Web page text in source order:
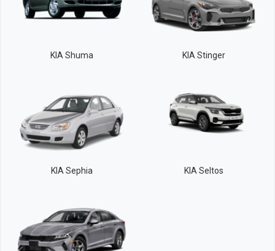
KIA Shuma KIA Stinger
KIA Sephia KIA Seltos